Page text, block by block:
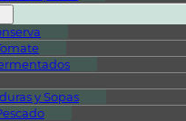
y Sopas